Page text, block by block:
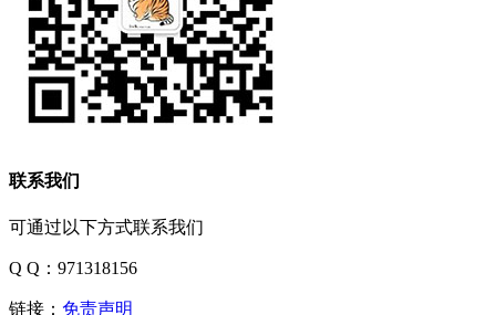
联系我们
可通过以下方式联系我们
Q Q：971318156
链接： 免责声明